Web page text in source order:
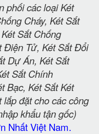
phối các loại Két
Cháy, Két Sắt
Sắt Chống
Điện Tử, Két Sắt Đổi
Dự Án, Két Sắt
Sắt Chính
Bạc, Két Sắt Két
lắp đặt cho các công
khẩu tận gốc)
Nhất Việt Nam.